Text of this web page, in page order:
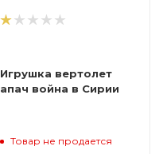
Игрушка вертолет
апач война в Сирии
Товар не продается